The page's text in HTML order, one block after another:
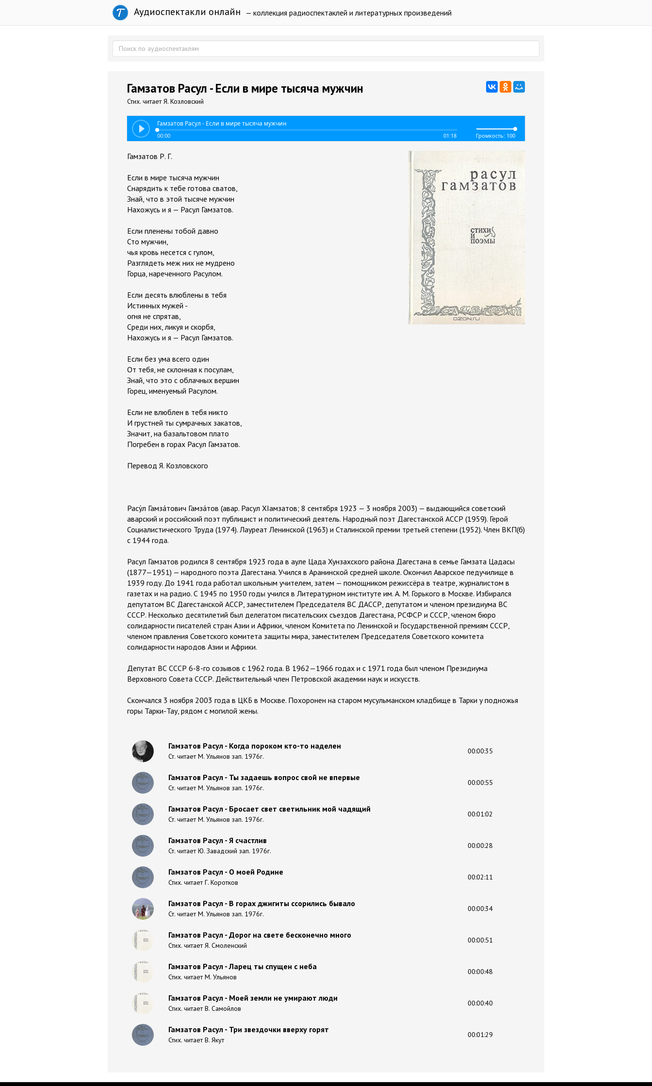
Аудиоспектакли онлайн — коллекция радиоспектаклей и литературных произведений
Гамзатов Расул - Если в мире тысяча мужчин
Стих. читает Я. Козловский
Гамзатов Расул - Если в мире тысяча мужчин
00:00 01:18 Громкость: 100
Гамзатов Р. Г.
Если в мире тысяча мужчин
Снарядить к тебе готова сватов,
Знай, что в этой тысяче мужчин
Нахожусь и я — Расул Гамзатов.
Если пленены тобой давно
Сто мужчин,
чья кровь несется с гулом,
Разглядеть меж них не мудрено
Горца, нареченного Расулом.
Если десять влюблены в тебя
Истинных мужей -
огня не спрятав,
Среди них, ликуя и скорбя,
Нахожусь и я — Расул Гамзатов.
Если без ума всего один
От тебя, не склонная к посулам,
Знай, что это с облачных вершин
Горец, именуемый Расулом.
Если не влюблен в тебя никто
И грустней ты сумрачных закатов,
Значит, на базальтовом плато
Погребен в горах Расул Гамзатов.
Перевод Я. Козловского
Расу́л Гамза́тович Гамза́тов (авар. Расул XIамзатов; 8 сентября 1923 — 3 ноября 2003) — выдающийся советский
аварский и российский поэт публицист и политический деятель. Народный поэт Дагестанской АССР (1959). Герой
Социалистического Труда (1974). Лауреат Ленинской (1963) и Сталинской премии третьей степени (1952). Член ВКП(б)
с 1944 года.
Расул Гамзатов родился 8 сентября 1923 года в ауле Цада Хунзахского района Дагестана в семье Гамзата Цадасы
(1877—1951) — народного поэта Дагестана. Учился в Аранинской средней школе. Окончил Аварское педучилище в
1939 году. До 1941 года работал школьным учителем, затем — помощником режиссёра в театре, журналистом в
газетах и на радио. С 1945 по 1950 годы учился в Литературном институте им. А. М. Горького в Москве. Избирался
депутатом ВС Дагестанской АССР, заместителем Председателя ВС ДАССР, депутатом и членом президиума ВС
СССР. Несколько десятилетий был делегатом писательских съездов Дагестана, РСФСР и СССР, членом бюро
солидарности писателей стран Азии и Африки, членом Комитета по Ленинской и Государственной премиям СССР,
членом правления Советского комитета защиты мира, заместителем Председателя Советского комитета
солидарности народов Азии и Африки.
Депутат ВС СССР 6-8-го созывов с 1962 года. В 1962—1966 годах и с 1971 года был членом Президиума
Верховного Совета СССР. Действительный член Петровской академии наук и искусств.
Скончался 3 ноября 2003 года в ЦКБ в Москве. Похоронен на старом мусульманском кладбище в Тарки у подножья
горы Тарки-Тау, рядом с могилой жены.
Гамзатов Расул - Когда пороком кто-то наделен
Ст. читает М. Ульянов зап. 1976г.
00:00:35
Гамзатов Расул - Ты задаешь вопрос свой не впервые
Ст. читает М. Ульянов зап. 1976г.
00:00:55
Гамзатов Расул - Бросает свет светильник мой чадящий
Ст. читает М. Ульянов зап. 1976г.
00:01:02
Гамзатов Расул - Я счастлив
Ст. читает Ю. Завадский зап. 1976г.
00:00:28
Гамзатов Расул - О моей Родине
Стих. читает Г. Коротков
00:02:11
Гамзатов Расул - В горах джигиты ссорились бывало
Ст. читает М. Ульянов зап. 1976г.
00:00:34
Гамзатов Расул - Дорог на свете бесконечно много
Стих. читает Я. Смоленский
00:00:51
Гамзатов Расул - Ларец ты спущен с неба
Стих. читает М. Ульянов
00:00:48
Гамзатов Расул - Моей земли не умирают люди
Стих. читает В. Самойлов
00:00:40
Гамзатов Расул - Три звездочки вверху горят
Стих. читает В. Якут
00:01:29